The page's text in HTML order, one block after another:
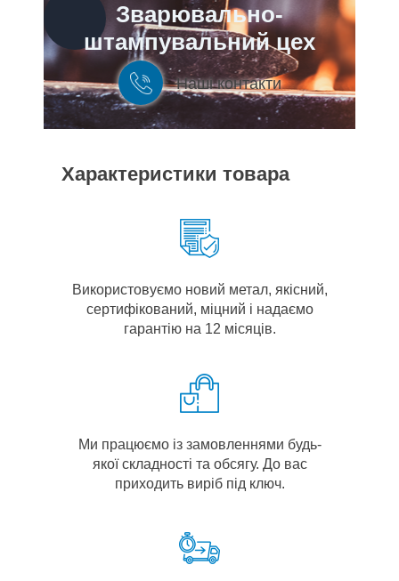
Зварювально-
штампувальний цех
Наші контакти
Характеристики товара
Використовуємо новий метал, якісний,
сертифікований, міцний і надаємо
гарантію на 12 місяців.
Ми працюємо із замовленнями будь-
якої складності та обсягу. До вас
приходить виріб під ключ.